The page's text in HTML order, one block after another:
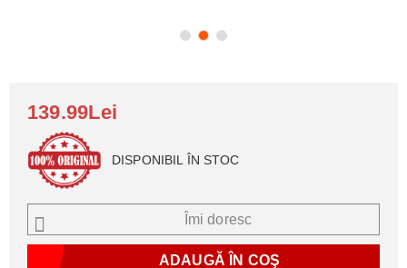
139.99Lei
DISPONIBIL ÎN STOC
Îmi doresc